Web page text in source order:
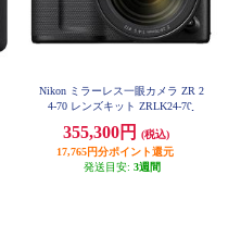
Nikon ミラーレス一眼カメラ ZR 2
4-70 レンズキット ZRLK24-70
355,300円
(税込)
17,765円分ポイント還元
発送目安: 3週間